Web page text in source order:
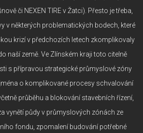
či NEXEN TIRE v Žatci). Přesto je třeba,
v některých problematických bodech, které
krizí v předchozích letech zkomplikovaly
naší země. Ve Zlínském kraji toto citelně
s přípravou strategické průmyslové zóny
o komplikované procesy schvalování
průběhu a blokování stavebních řízení,
vynětí půdy v průmyslových zónách ze
fondu, zpomalení budování potřebné